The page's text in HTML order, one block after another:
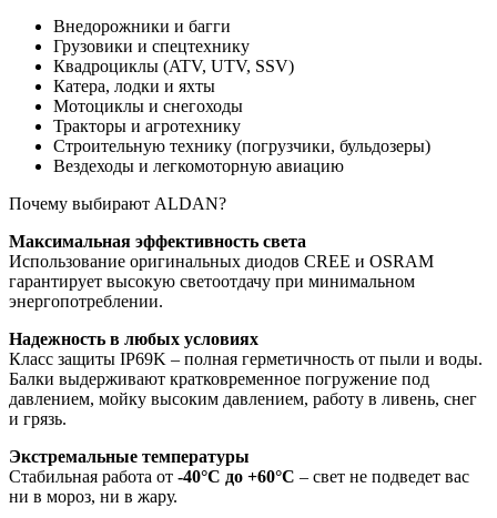
Внедорожники и багги
Грузовики и спецтехнику
Квадроциклы (ATV, UTV, SSV)
Катера, лодки и яхты
Мотоциклы и снегоходы
Тракторы и агротехнику
Строительную технику (погрузчики, бульдозеры)
Вездеходы и легкомоторную авиацию
Почему выбирают ALDAN?
Максимальная эффективность света
Использование оригинальных диодов CREE и OSRAM
гарантирует высокую светоотдачу при минимальном
энергопотреблении.
Надежность в любых условиях
Класс защиты IP69K – полная герметичность от пыли и воды.
Балки выдерживают кратковременное погружение под
давлением, мойку высоким давлением, работу в ливень, снег
и грязь.
Экстремальные температуры
Стабильная работа от -40°C до +60°C – свет не подведет вас
ни в мороз, ни в жару.